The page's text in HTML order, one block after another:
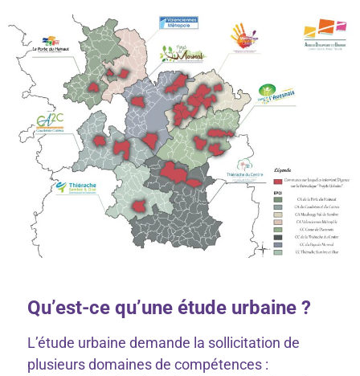
Qu’est-ce qu’une étude urbaine ?
L’étude urbaine demande la sollicitation de
plusieurs domaines de compétences :